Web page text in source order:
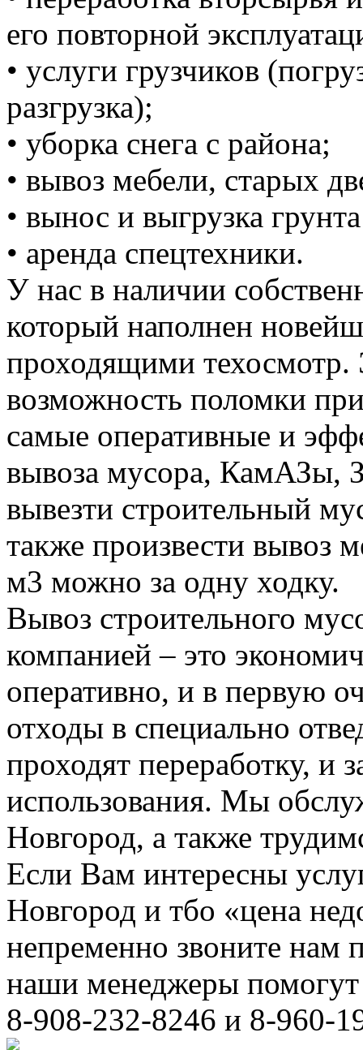
его повторной
• услуги грузчиков
разгрузка);
• уборка снега с района;
• вывоз мебели, старых
• вынос и выгрузка
• аренда спецтехники.
У нас в наличии
который наполнен
проходящими техосмотр.
возможность поломки
самые оперативные и
вывоза мусора,
вывезти строительный
также произвести вывоз
м3 можно за одну ходку.
Вывоз строительного
компанией – это
оперативно, и в первую
отходы в специально
проходят переработку, и
использования. Мы
Новгород, а также
Если Вам интересны
Новгород и тбо «цена
непременно звоните нам
наши менеджеры помогут
8-908-232-8246 и 8-960-